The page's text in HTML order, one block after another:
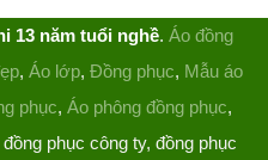
13 năm tuổi nghề. Áo đồng
, Áo lớp, Đồng phục, Mẫu áo
phục, Áo phông đồng phục,
phục công ty, đồng phục